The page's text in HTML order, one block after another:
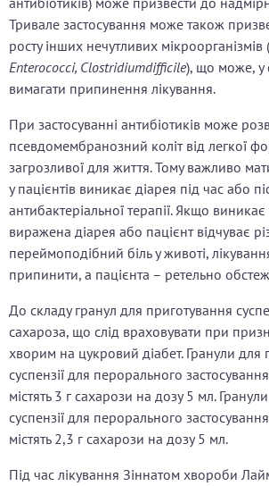
Тривале застосування може також
росту інших нечутливих
Enterococci, Clostridiumdifficile), що може, у
вимагати припинення лікування.
При застосуванні антибіотиків може
псевдомембранозний коліт від легкої
загрозливої для життя. Тому важливо
у пацієнтів виникає діарея під час або
антибактеріальної терапії. Якщо
виражена діарея або пацієнт відчуває
переймоподібний біль у животі,
припинити, а пацієнта – ретельно
До складу гранул для приготування
сахароза, що слід враховувати при
хворим на цукровий діабет. Гранули для
суспензії для перорального
містять 3 г сахарози на дозу 5 мл.
суспензії для перорального
містять 2,3 г сахарози на дозу 5 мл.
Під час лікування Зіннатом хвороби